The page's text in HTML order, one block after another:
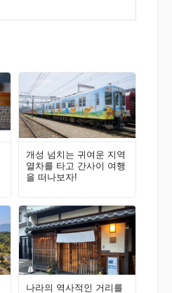
개성 넘치는 귀여운 지역
열차를 타고 간사이 여행
을 떠나보자!
나라의 역사적인 거리를